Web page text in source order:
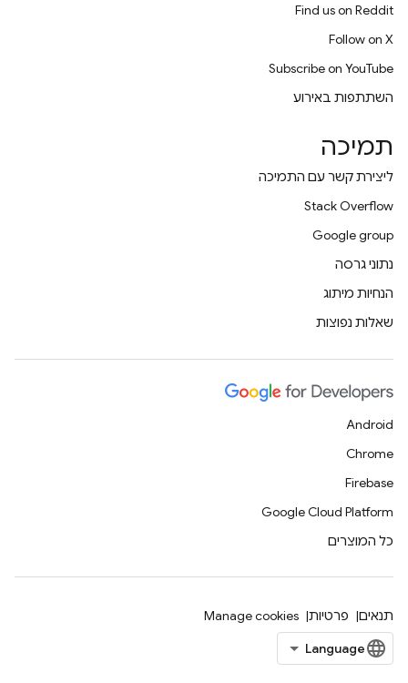
Find us on Reddit
Follow on X
Subscribe on YouTube
השתתפות באירוע
תמיכה
ליצירת קשר עם התמיכה
Stack Overflow
Google group
נתוני גרסה
הנחיות מיתוג
שאלות נפוצות
Android
Chrome
Firebase
Google Cloud Platform
כל המוצרים
תנאים פרטיות Manage cookies